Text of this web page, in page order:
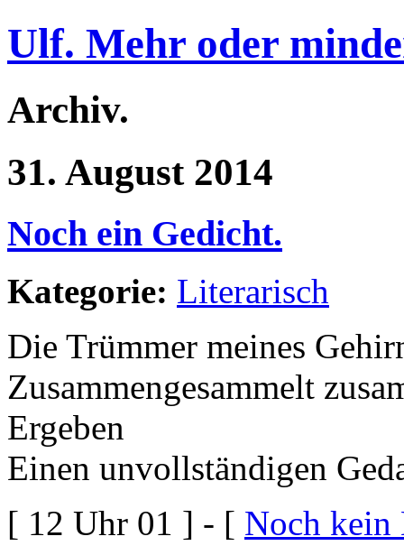
Ulf. Mehr oder
Archiv.
31. August 2014
Noch ein Gedicht.
Kategorie: Literarisch
Die Trümmer meines
Zusammengesammelt
Ergeben
Einen unvollständigen
[ 12 Uhr 01 ] - [ Noch kein